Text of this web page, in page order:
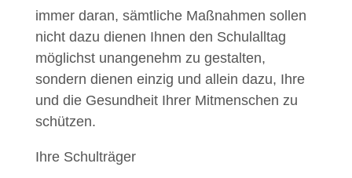
immer daran, sämtliche Maßnahmen sollen
nicht dazu dienen Ihnen den Schulalltag
möglichst unangenehm zu gestalten,
sondern dienen einzig und allein dazu, Ihre
und die Gesundheit Ihrer Mitmenschen zu
schützen.
Ihre Schulträger